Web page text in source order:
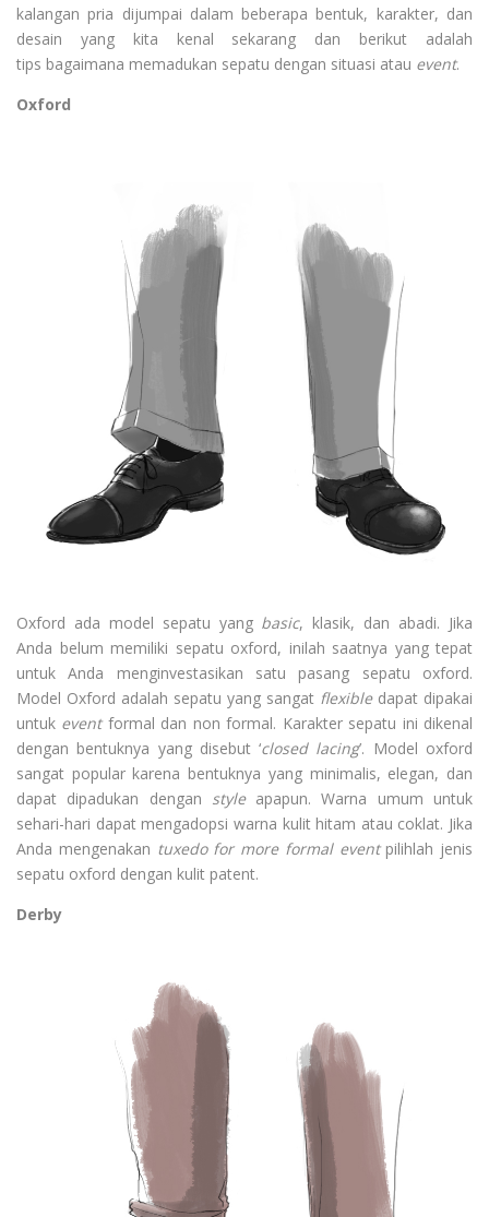
kalangan pria dijumpai dalam beberapa bentuk, karakter, dan
desain yang kita kenal sekarang dan berikut adalah
tips bagaimana memadukan sepatu dengan situasi atau event.
Oxford
Oxford ada model sepatu yang basic, klasik, dan abadi. Jika
Anda belum memiliki sepatu oxford, inilah saatnya yang tepat
untuk Anda menginvestasikan satu pasang sepatu oxford.
Model Oxford adalah sepatu yang sangat flexibledapat dipakai
untuk eventformal dan non formal. Karakter sepatu ini dikenal
dengan bentuknya yang disebut ‘closed lacing’. Model oxford
sangat popular karena bentuknya yang minimalis, elegan, dan
dapat dipadukan dengan styleapapun. Warna umum untuk
sehari-hari dapat mengadopsi warna kulit hitam atau coklat. Jika
Anda mengenakan tuxedo for more formal eventpilihlah jenis
sepatu oxford dengan kulit patent.
Derby